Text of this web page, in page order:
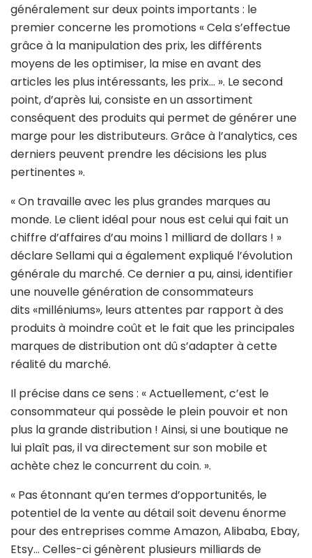
généralement sur deux points importants : le
premier concerne les promotions « Cela s’effectue
grâce à la manipulation des prix, les différents
moyens de les optimiser, la mise en avant des
articles les plus intéressants, les prix… ». Le second
point, d’après lui, consiste en un assortiment
conséquent des produits qui permet de générer une
marge pour les distributeurs. Grâce à l’analytics, ces
derniers peuvent prendre les décisions les plus
pertinentes ».
« On travaille avec les plus grandes marques au
monde. Le client idéal pour nous est celui qui fait un
chiffre d’affaires d’au moins 1 milliard de dollars ! »
déclare Sellami qui a également expliqué l’évolution
générale du marché. Ce dernier a pu, ainsi, identifier
une nouvelle génération de consommateurs
dits «milléniums», leurs attentes par rapport à des
produits à moindre coût et le fait que les principales
marques de distribution ont dû s’adapter à cette
réalité du marché.
Il précise dans ce sens : « Actuellement, c’est le
consommateur qui possède le plein pouvoir et non
plus la grande distribution ! Ainsi, si une boutique ne
lui plaît pas, il va directement sur son mobile et
achète chez le concurrent du coin. ».
« Pas étonnant qu’en termes d’opportunités, le
potentiel de la vente au détail soit devenu énorme
pour des entreprises comme Amazon, Alibaba, Ebay,
Etsy… Celles-ci génèrent plusieurs milliards de